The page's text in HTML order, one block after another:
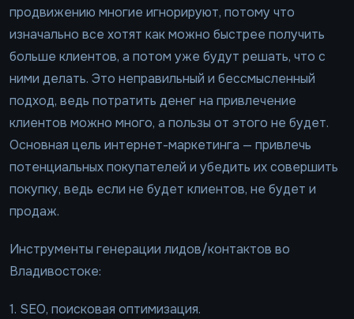
продвижению многие игнорируют, потому что
изначально все хотят как можно быстрее получить
больше клиентов, а потом уже будут решать, что с
ними делать. Это неправильный и бессмысленный
подход, ведь потратить денег на привлечение
клиентов можно много, а пользы от этого не будет.
Основная цель интернет-маркетинга — привлечь
потенциальных покупателей и убедить их совершить
покупку, ведь если не будет клиентов, не будет и
продаж.
Инструменты генерации лидов/контактов во
Владивостоке:
1. SEO, поисковая оптимизация.